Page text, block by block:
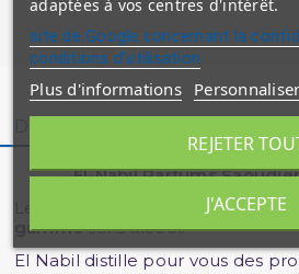
Description
El-Nabil Parfums
Les senteurs de l'orient dans des
gammesans alcool.
El Nabil distille pour vous des
adaptées à vos centres d'intérêt.
site de Google concernant la
conditions d'utilisation
Plus d'informations
REJETER
J'ACCEPTE